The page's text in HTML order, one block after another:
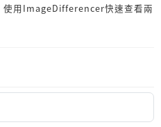
使用ImageDifferencer快速查看兩